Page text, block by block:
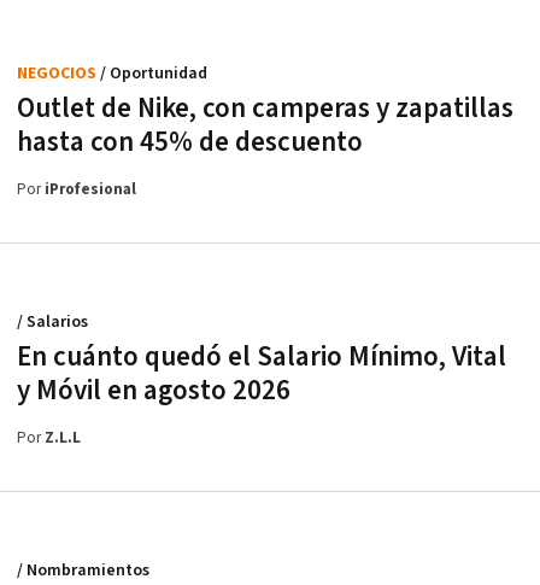
Outlet de Nike, con camperas y zapatillas
hasta con 45% de descuento
NEGOCIOS / Oportunidad
PoriProfesional
En cuánto quedó el Salario Mínimo, Vital
y Móvil en agosto 2026
/ Salarios
PorZ.L.L
/ Nombramientos